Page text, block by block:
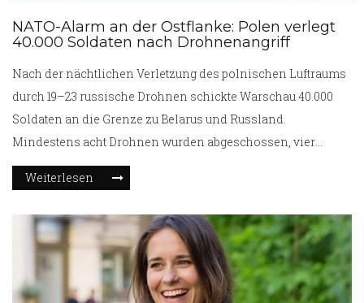
NATO-Alarm an der Ostflanke: Polen verlegt
40.000 Soldaten nach Drohnenangriff
Nach der nächtlichen Verletzung des polnischen Luftraums
durch 19–23 russische Drohnen schickte Warschau 40.000
Soldaten an die Grenze zu Belarus und Russland.
Mindestens acht Drohnen wurden abgeschossen, vier
Flughäfen schlossen vorübergehend. Polen rief Artikel 4 der
NATO an, der UN-Sicherheitsrat kam zu einer Sondersitzung
zusammen.
Weiterlesen